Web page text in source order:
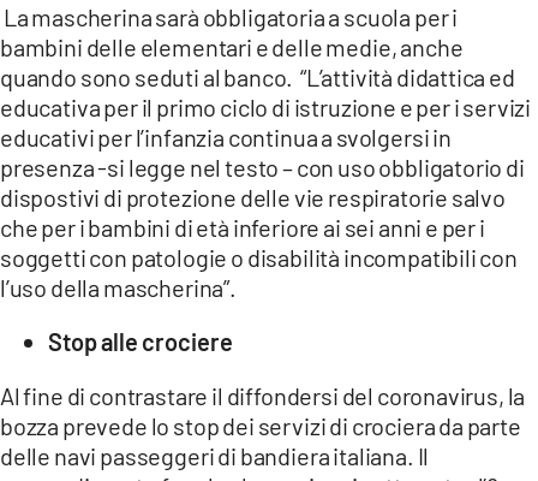
La mascherina sarà obbligatoria a scuola per i
bambini delle elementari e delle medie, anche
quando sono seduti al banco. “L’attività didattica ed
educativa per il primo ciclo di istruzione e per i servizi
educativi per l’infanzia continua a svolgersi in
presenza -si legge nel testo – con uso obbligatorio di
dispostivi di protezione delle vie respiratorie salvo
che per i bambini di età inferiore ai sei anni e per i
soggetti con patologie o disabilità incompatibili con
l’uso della mascherina”.
Stop alle crociere
Al fine di contrastare il diffondersi del coronavirus, la
bozza prevede lo stop dei servizi di crociera da parte
delle navi passeggeri di bandiera italiana. Il